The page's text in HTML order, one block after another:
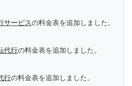
サービスの料金表を追加しました。
代行の料金表を追加しました。
行の料金表を追加しました。